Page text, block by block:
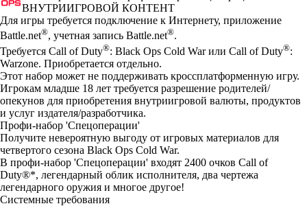
ВНУТРИИГРОВОЙ КОНТЕНТ
Цена
Available actions
Для игры требуется подключение к Интернету, приложение
Battle.net®, учетная запись Battle.net®.
Требуется Call of Duty®: Black Ops Cold War или Call of Duty®:
Warzone. Приобретается отдельно.
Этот набор может не поддерживать кроссплатформенную игру.
Игрокам младше 18 лет требуется разрешение родителей/
опекунов для приобретения внутриигровой валюты, продуктов
и услуг издателя/разработчика.
Профи-набор 'Спецоперации'
Получите невероятную выгоду от игровых материалов для
четвертого сезона Black Ops Cold War.
В профи-набор 'Спецоперации' входят 2400 очков Call of
Duty®*, легендарный облик исполнителя, два чертежа
легендарного оружия и многое другое!
Системные требования